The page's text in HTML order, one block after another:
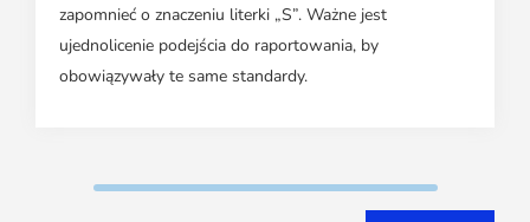
zapomnieć o znaczeniu literki „S”. Ważne jest
ujednolicenie podejścia do raportowania, by
obowiązywały te same standardy.